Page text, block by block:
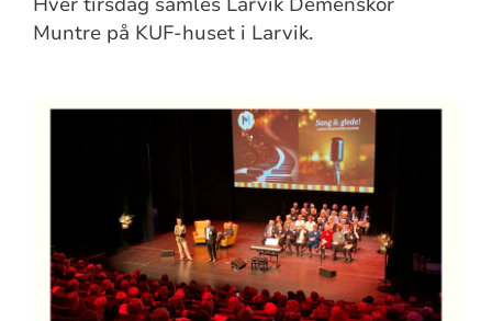
Muntre på KUF-huset i Larvik.